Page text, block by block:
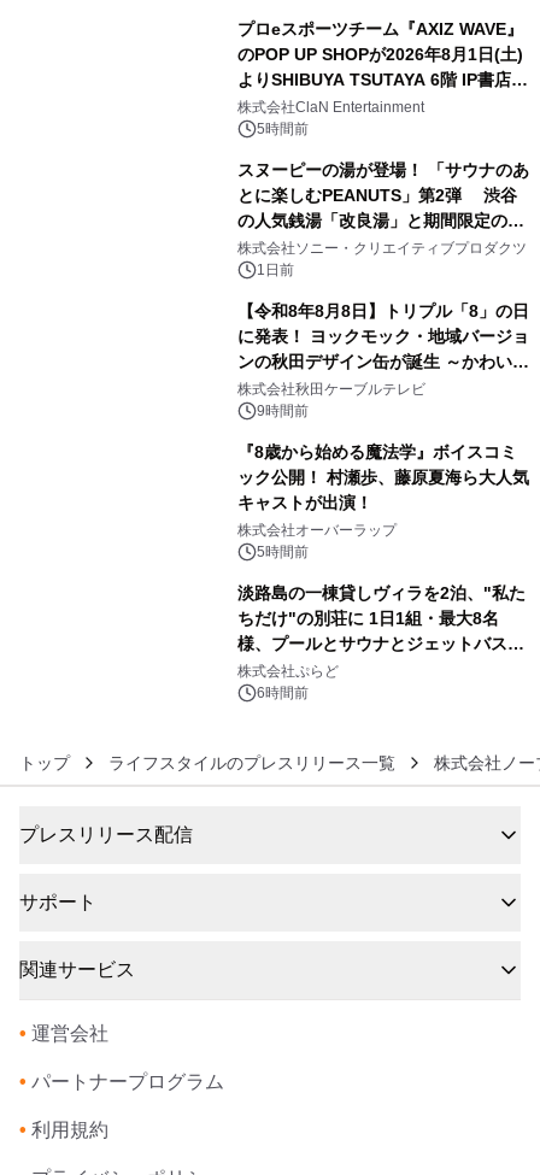
プロeスポーツチーム『AXIZ WAVE』
のPOP UP SHOPが2026年8月1日(土)
よりSHIBUYA TSUTAYA 6階 IP書店で
開催決定！！
株式会社ClaN Entertainment
5時間前
スヌーピーの湯が登場！ 「サウナのあ
とに楽しむPEANUTS」第2弾 渋谷
の人気銭湯「改良湯」と期間限定のコ
ラボレーション サウナイキタイコラ
ボグッズも発売決定！
株式会社ソニー・クリエイティブプロダクツ
1日前
【令和8年8月8日】トリプル「8」の日
に発表！ ヨックモック・地域バージョ
ンの秋田デザイン缶が誕生 ～かわいい
秋田犬の子犬と秋田の四季と名所を巡
るパッケージ～ 9月1日(火)秋田県内で
株式会社秋田ケーブルテレビ
9時間前
『8歳から始める魔法学』ボイスコミ
ック公開！ 村瀬歩、藤原夏海ら大人気
キャストが出演！
株式会社オーバーラップ
5時間前
淡路島の一棟貸しヴィラを2泊、"私た
ちだけ"の別荘に 1日1組・最大8名
様、プールとサウナとジェットバス付
きで Villa Mon Temps AWAJIの連泊
素泊りプラン
株式会社ぷらど
6時間前
トップ ライフスタイルのプレスリリース一覧 株式会社ノ
プレスリリース配信
サポート
関連サービス
• 運営会社
• パートナープログラム
• 利用規約